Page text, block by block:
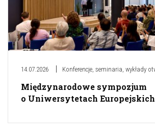
14.07.2026 Konferencje, seminaria, wykłady
Międzynarodowe sympozjum
o Uniwersytetach